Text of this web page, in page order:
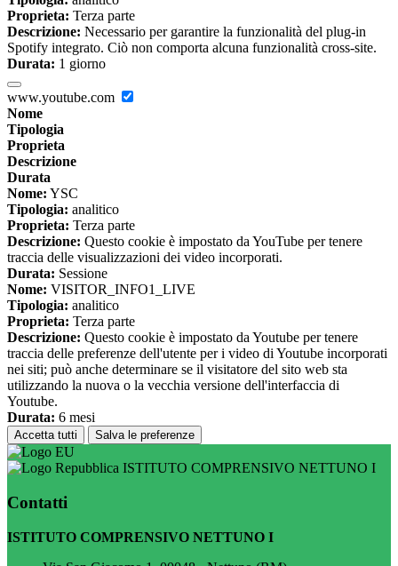
Proprieta: Terza parte
Descrizione: Necessario per garantire la funzionalità del plug-in
Spotify integrato. Ciò non comporta alcuna funzionalità cross-site.
Durata: 1 giorno
www.youtube.com
Nome
Tipologia
Proprieta
Descrizione
Durata
Nome: YSC
Tipologia: analitico
Proprieta: Terza parte
Descrizione: Questo cookie è impostato da YouTube per tenere
traccia delle visualizzazioni dei video incorporati.
Durata: Sessione
Nome: VISITOR_INFO1_LIVE
Tipologia: analitico
Proprieta: Terza parte
Descrizione: Questo cookie è impostato da Youtube per tenere
traccia delle preferenze dell'utente per i video di Youtube incorporati
nei siti; può anche determinare se il visitatore del sito web sta
utilizzando la nuova o la vecchia versione dell'interfaccia di
Youtube.
Durata: 6 mesi
Accetta tutti Salva le preferenze
ISTITUTO COMPRENSIVO NETTUNO I
Contatti
ISTITUTO COMPRENSIVO NETTUNO I